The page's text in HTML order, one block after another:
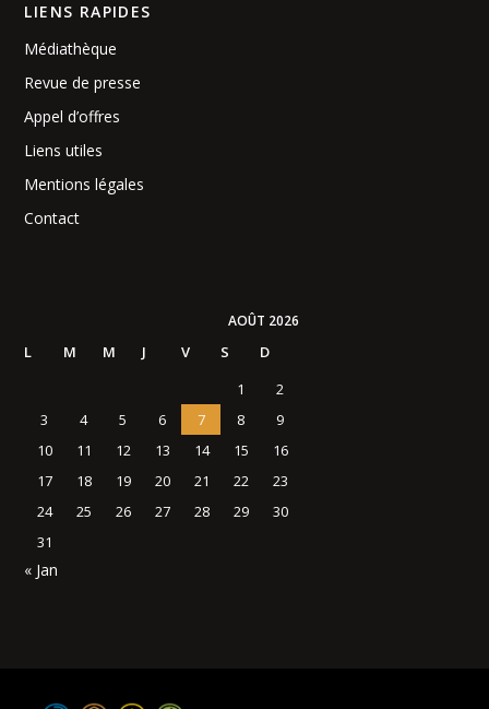
LIENS RAPIDES
Médiathèque
Revue de presse
Appel d’offres
Liens utiles
Mentions légales
Contact
AOÛT 2026
L M M J V S
D
1
2
3
4 5 6 7 8
9
10
11 12 13 14 15
16
17
18 19 20 21 22
23
24
25 26 27 28 29
30
31
« Jan